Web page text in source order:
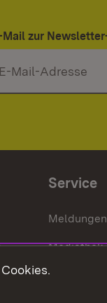
Mail zur
Service
Meldungen
Mediathek